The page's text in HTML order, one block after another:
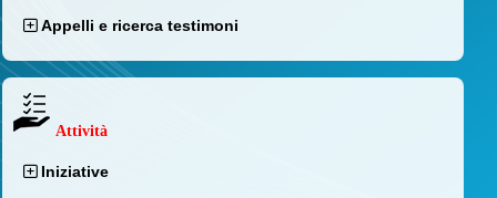
Appelli e ricerca testimoni
Attività
Iniziative